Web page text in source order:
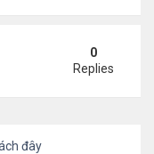
điển trai0
Replies
đây